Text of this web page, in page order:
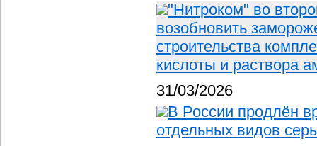
"Нитроком" во
возобновить
строительства
кислоты и раствора
31/03/2026
В России продлён
отдельных видов